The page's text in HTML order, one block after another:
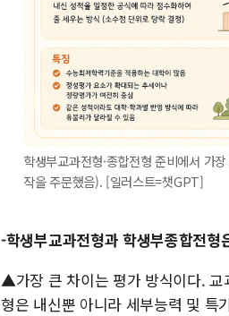
학생부교과전형·종합전형 준비에서 가
작을 주문했음). [일러스트=챗GPT]
-학생부교과전형과 학생부종합전형
▲가장 큰 차이는 평가 방식이다. 교
형은 내신뿐 아니라 세부능력 및 특